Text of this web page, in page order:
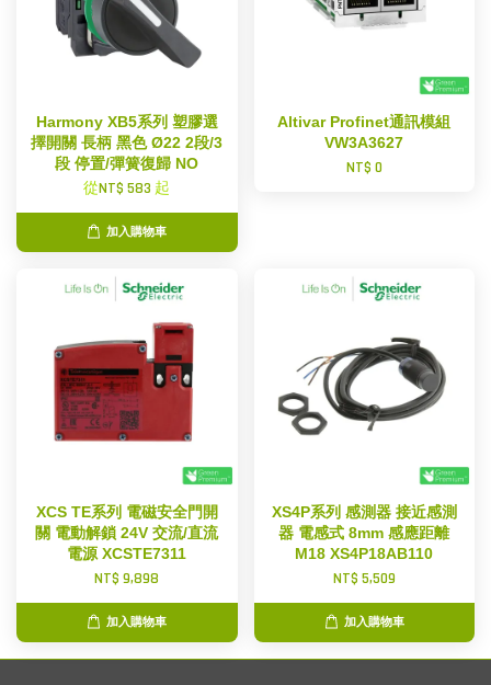
Harmony XB5系列 塑膠選
擇開關 長柄 黑色 Ø22 2段/3
段 停置/彈簧復歸 NO
從NT$ 583 起
加入購物車
Altivar Profinet通訊模組
VW3A3627
NT$ 0
XCS TE系列 電磁安全門開
關 電動解鎖 24V 交流/直流
電源 XCSTE7311
NT$ 9,898
加入購物車
XS4P系列 感測器 接近感測
器 電感式 8mm 感應距離
M18 XS4P18AB110
NT$ 5,509
加入購物車